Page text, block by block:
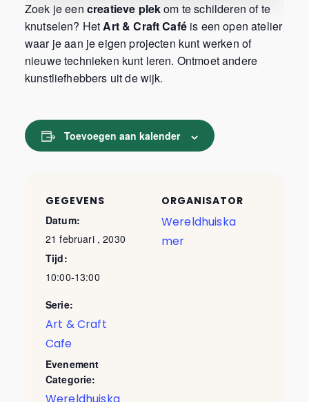
Zoek je een creatieve plekom te schilderen of te
knutselen? HetArt & Craft Caféis een open atelier
waar je aan je eigen projecten kunt werken of
nieuwe technieken kunt leren. Ontmoet andere
kunstliefhebbers uit de wijk.
Toevoegen aan kalender
GEGEVENS
Datum:
21 februari , 2030
Tijd:
10:00-13:00
Serie:
Art & Craft
Cafe
Evenement
Categorie:
ORGANISATOR
Wereldhuiska
mer